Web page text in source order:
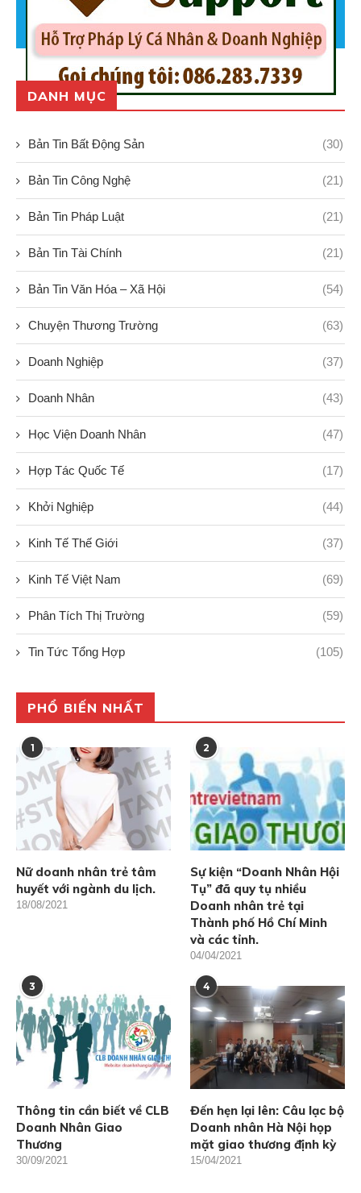
DANH MỤC
Bản Tin Bất Động Sản (30)
Bản Tin Công Nghệ (21)
Bản Tin Pháp Luật (21)
Bản Tin Tài Chính (21)
Bản Tin Văn Hóa – Xã Hội (54)
Chuyện Thương Trường (63)
Doanh Nghiệp (37)
Doanh Nhân (43)
Học Viện Doanh Nhân (47)
Hợp Tác Quốc Tế (17)
Khởi Nghiệp (44)
Kinh Tế Thế Giới (37)
Kinh Tế Việt Nam (69)
Phân Tích Thị Trường (59)
Tin Tức Tổng Hợp (105)
PHỔ BIẾN NHẤT
1
Nữ doanh nhân trẻ tâm
huyết với ngành du lịch.
18/08/2021
2
Sự kiện “Doanh Nhân Hội
Tụ” đã quy tụ nhiều
Doanh nhân trẻ tại
Thành phố Hồ Chí Minh
và các tỉnh.
04/04/2021
3
Thông tin cần biết về CLB
Doanh Nhân Giao
Thương
30/09/2021
4
Đến hẹn lại lên: Câu lạc bộ
Doanh nhân Hà Nội họp
mặt giao thương định kỳ
15/04/2021